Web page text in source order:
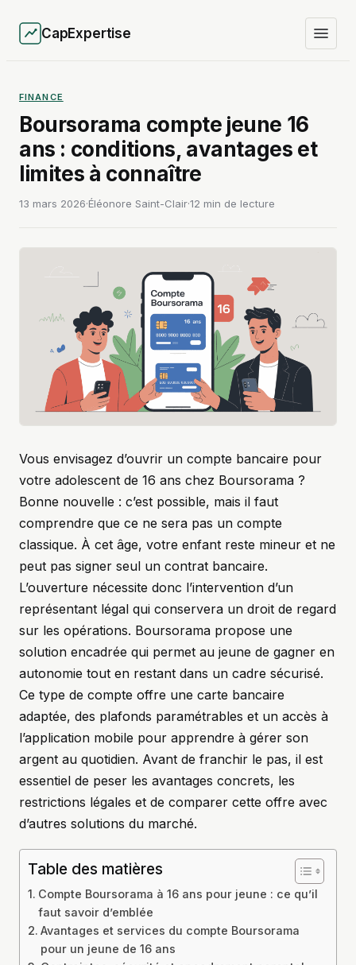
CapExpertise
FINANCE
Boursorama compte jeune 16
ans : conditions, avantages et
limites à connaître
13 mars 2026·Éléonore Saint-Clair·12 min de lecture
Vous envisagez d’ouvrir un compte bancaire pour
votre adolescent de 16 ans chez Boursorama ?
Bonne nouvelle : c’est possible, mais il faut
comprendre que ce ne sera pas un compte
classique. À cet âge, votre enfant reste mineur et ne
peut pas signer seul un contrat bancaire.
L’ouverture nécessite donc l’intervention d’un
représentant légal qui conservera un droit de regard
sur les opérations. Boursorama propose une
solution encadrée qui permet au jeune de gagner en
autonomie tout en restant dans un cadre sécurisé.
Ce type de compte offre une carte bancaire
adaptée, des plafonds paramétrables et un accès à
l’application mobile pour apprendre à gérer son
argent au quotidien. Avant de franchir le pas, il est
essentiel de peser les avantages concrets, les
restrictions légales et de comparer cette offre avec
d’autres solutions du marché.
Table des matières
Compte Boursorama à 16 ans pour jeune : ce qu’il
faut savoir d’emblée
Avantages et services du compte Boursorama
pour un jeune de 16 ans